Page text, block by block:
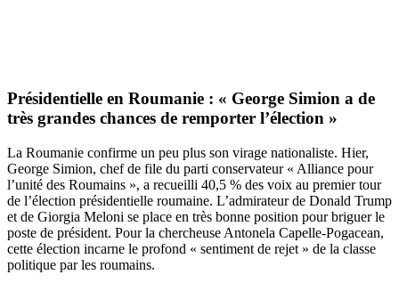
Présidentielle en Roumanie : « George Simion a de
très grandes chances de remporter l’élection »
La Roumanie confirme un peu plus son virage nationaliste. Hier,
George Simion, chef de file du parti conservateur « Alliance pour
l’unité des Roumains », a recueilli 40,5 % des voix au premier tour
de l’élection présidentielle roumaine. L’admirateur de Donald Trump
et de Giorgia Meloni se place en très bonne position pour briguer le
poste de président. Pour la chercheuse Antonela Capelle-Pogacean,
cette élection incarne le profond « sentiment de rejet » de la classe
politique par les roumains.